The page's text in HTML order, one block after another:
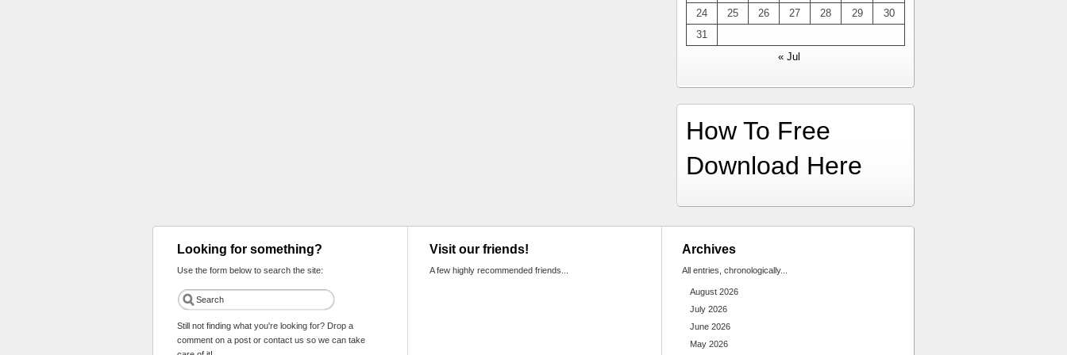
24
25 26 27 28 29
30
31
« Jul
How To Free
Download Here
Looking for something?
Use the form below to search the site:
Still not finding what you're looking for? Drop a
comment on a post or contact us so we can take
Visit our friends!
A few highly recommended friends...
Archives
All entries, chronologically...
August 2026
July 2026
June 2026
May 2026